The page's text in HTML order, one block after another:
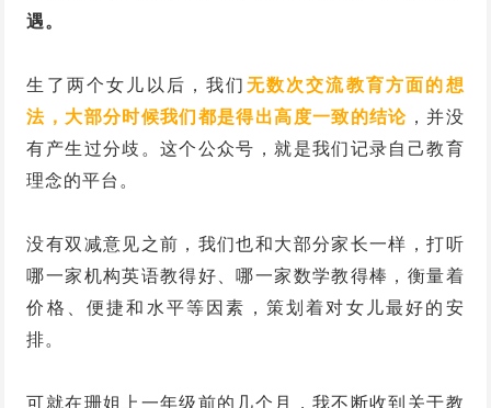
遇。
生了两个女儿以后，我们 无数次交流教育方面的想
法，大部分时候我们都是得出高度一致的结论 ，并没
有产生过分歧。这个公众号，就是我们记录自己教育
理念的平台。
没有双减意见之前，我们也和大部分家长一样，打听
哪一家机构英语教得好、哪一家数学教得棒，衡量着
价格、便捷和水平等因素，策划着对女儿最好的安
排。
可就在珊姐上一年级前的几个月，我不断收到关于教